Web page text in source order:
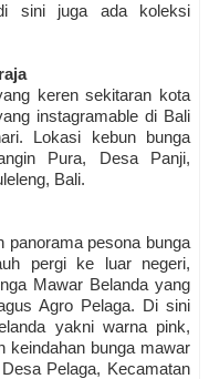
sini juga ada koleksi
keren sekitaran kota
instagramable di Bali
Lokasi kebun bunga
Pura, Desa Panji,
Bali.
panorama pesona bunga
pergi ke luar negeri,
Mawar Belanda yang
Agro Pelaga. Di sini
yakni warna pink,
keindahan bunga mawar
Pelaga, Kecamatan